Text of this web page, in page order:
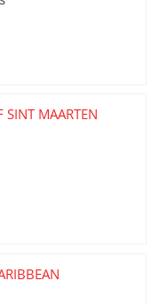
SINT MAARTEN